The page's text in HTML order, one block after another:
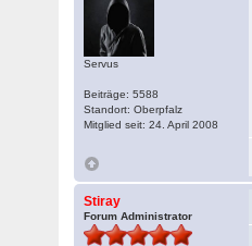
Servus
Beiträge: 5588
Standort: Oberpfalz
Mitglied seit: 24. April 2008
Stiray
Forum Administrator